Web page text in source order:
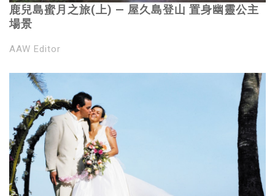
鹿兒島蜜月之旅(上) — 屋久島登山 置身幽靈公主
場景
AAW Editor